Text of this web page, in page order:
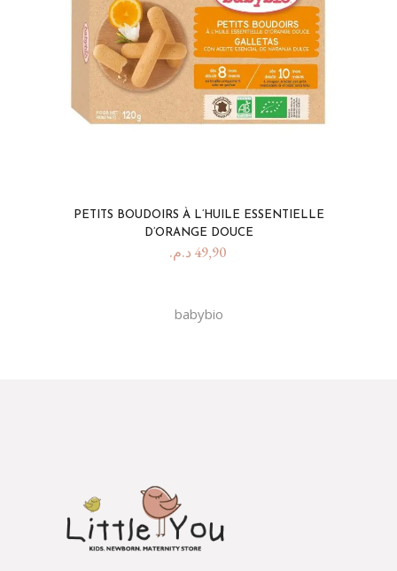
PETITS BOUDOIRS À L’HUILE ESSENTIELLE
D’ORANGE DOUCE
49,90 د.م.
babybio